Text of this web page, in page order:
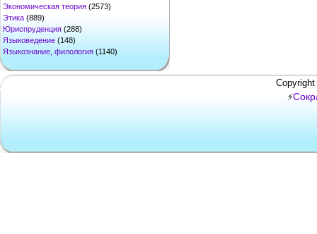
Экономическая теория (2573)
Этика (889)
Юриспруденция (288)
Языковедение (148)
Языкознание, филология (1140)
⚡